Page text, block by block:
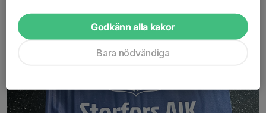
Godkänn alla kakor
Bara nödvändiga